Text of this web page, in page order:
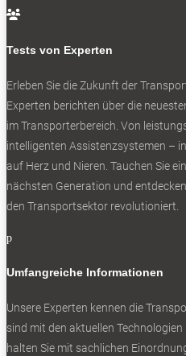
Ich habe die
und akzeptiert.
SOCIALS
Folgen
Folgen

Tests von Experten
Erleben Sie die Zukunft der
Experten berichten über die
im Transporterbereich. Von
intelligenten Assistenzsystemen –
auf Herz und Nieren. Tauchen Sie
nächsten Generation und
den Transportsektor revolutioniert.
p
Umfangreiche Informationen
Unsere Experten kennen die
sind mit den aktuellen
halten Sie mit sachlichen